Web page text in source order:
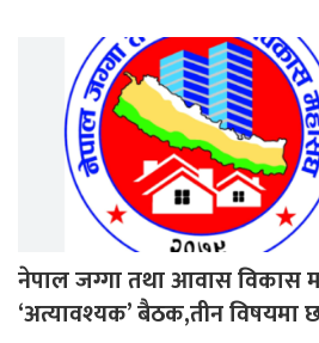
नेपाल जग्गा तथा आवास विकास
‘अत्यावश्यक’ बैठक,तीन